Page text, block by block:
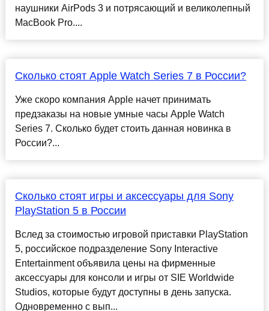
наушники AirPods 3 и потрясающий и великолепный
MacBook Pro....
Сколько стоят Apple Watch Series 7 в России?
Уже скоро компания Apple начет принимать
предзаказы на новые умные часы Apple Watch
Series 7. Сколько будет стоить данная новинка в
России?...
Сколько стоят игры и аксессуары для Sony
PlayStation 5 в России
Вслед за стоимостью игровой приставки PlayStation
5, российское подразделение Sony Interactive
Entertainment объявила цены на фирменные
аксессуары для консоли и игры от SIE Worldwide
Studios, которые будут доступны в день запуска.
Одновременно с вып...